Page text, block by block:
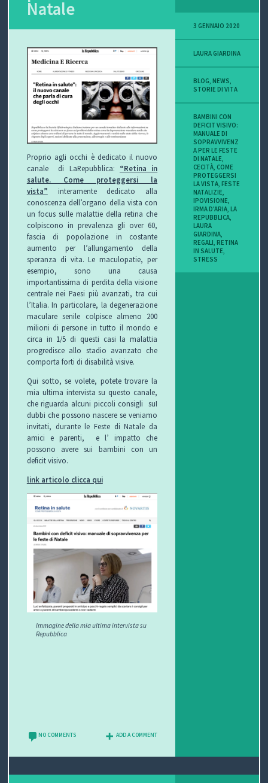
Natale
Proprio agli occhi è dedicato il nuovo
canale di LaRepubblica: “Retina in
salute. Come proteggersi la
vista” interamente dedicato alla
conoscenza dell’organo della vista con
un focus sulle malattie della retina che
colpiscono in prevalenza gli over 60,
fascia di popolazione in costante
aumento per l’allungamento della
speranza di vita. Le maculopatie, per
esempio, sono una causa
importantissima di perdita della visione
centrale nei Paesi più avanzati, tra cui
l’Italia. In particolare, la degenerazione
maculare senile colpisce almeno 200
milioni di persone in tutto il mondo e
circa in 1/5 di questi casi la malattia
progredisce allo stadio avanzato che
comporta forti di disabilità visive.
Qui sotto, se volete, potete trovare la
mia ultima intervista su questo canale,
che riguarda alcuni piccoli consigli suI
dubbi che possono nascere se veniamo
invitati, durante le Feste di Natale da
amici e parenti, e l’ impatto che
possono avere sui bambini con un
deficit visivo.
link articolo clicca qui
Immagine della mia ultima intervista su
Repubblica
NO COMMENTS ADD A COMMENT
3 GENNAIO 2020
LAURA GIARDINA
BLOG,NEWS,
STORIE DI VITA
BAMBINI CON
DEFICIT VISIVO:
MANUALE DI
SOPRAVVIVENZ
A PER LE FESTE
DI NATALE,
CECITÀ, COME
PROTEGGERSI
LA VISTA,FESTE
NATALIZIE,
IPOVISIONE,
IRMA D'ARIA,LA
REPUBBLICA,
LAURA
GIARDINA,
REGALI,RETINA
IN SALUTE,
STRESS